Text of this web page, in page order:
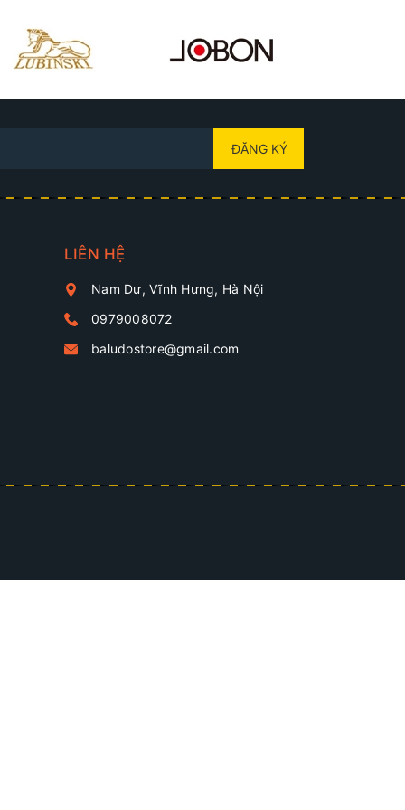
ĐĂNG KÝ
LIÊN HỆ
Nam Dư, Vĩnh Hưng, Hà Nội
0979008072
baludostore@gmail.com